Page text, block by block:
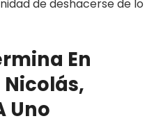
de deshacerse de lo
En
Nicolás,
Uno